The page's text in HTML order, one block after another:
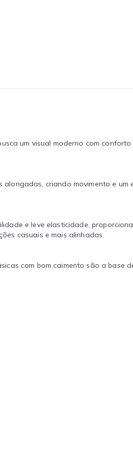
um visual moderno com
criando movimento e
e leve elasticidade,
casuais e mais alinhadas.
com bom caimento são a base